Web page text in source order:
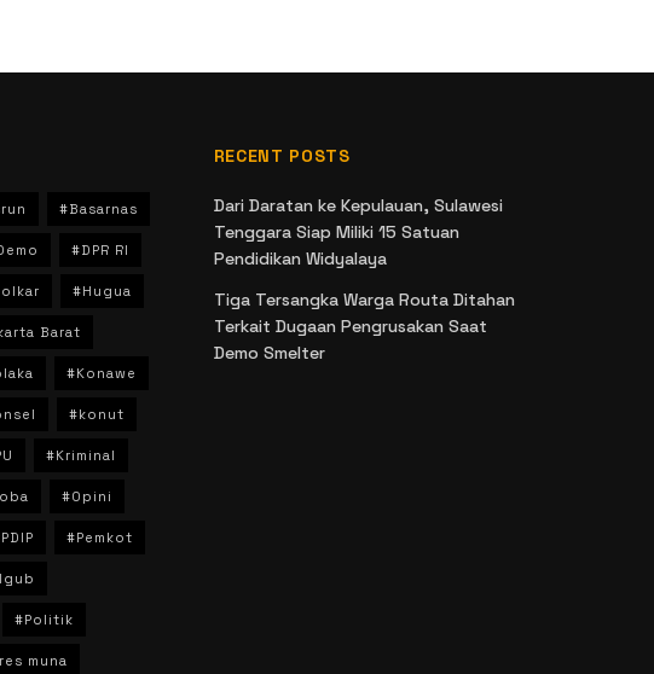
#Basarnas
#DPR RI
#Hugua
Barat
#Konawe
#konut
#Kriminal
#Opini
#Pemkot
#Politik
muna
RECENT POSTS
Dari Daratan ke Kepulauan, Sulawesi
Tenggara Siap Miliki 15 Satuan
Pendidikan Widyalaya
Tiga Tersangka Warga Routa Ditahan
Terkait Dugaan Pengrusakan Saat
Demo Smelter